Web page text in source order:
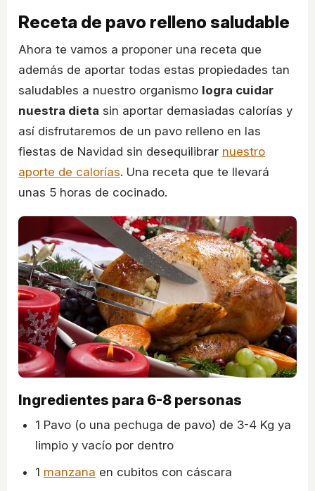
Receta de pavo relleno saludable
Ahora te vamos a proponer una receta que
además de aportar todas estas propiedades tan
saludables a nuestro organismo logra cuidar
nuestra dieta sin aportar demasiadas calorías y
así disfrutaremos de un pavo relleno en las
fiestas de Navidad sin desequilibrar nuestro
aporte de calorías. Una receta que te llevará
unas 5 horas de cocinado.
Ingredientes para 6-8 personas
1 Pavo (o una pechuga de pavo) de 3-4 Kg ya
limpio y vacío por dentro
1 manzana en cubitos con cáscara